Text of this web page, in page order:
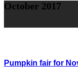
October 2017
Pumpkin fair for